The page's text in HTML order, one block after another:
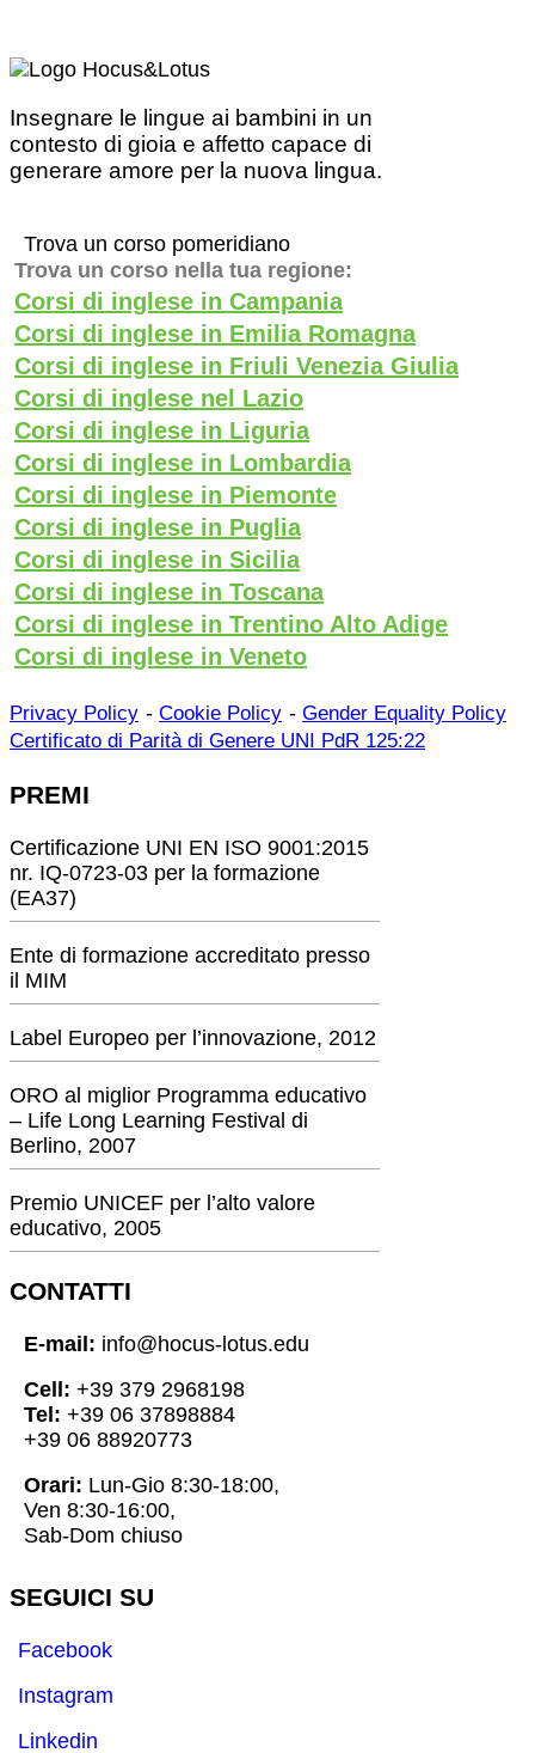
Insegnare le lingue ai bambini in un
contesto di gioia e affetto capace di
generare amore per la nuova lingua.
Trova un corso pomeridiano
Trova un corso nella tua regione:
Corsi di inglese in Campania
Corsi di inglese in Emilia Romagna
Corsi di inglese in Friuli Venezia Giulia
Corsi di inglese nel Lazio
Corsi di inglese in Liguria
Corsi di inglese in Lombardia
Corsi di inglese in Piemonte
Corsi di inglese in Puglia
Corsi di inglese in Sicilia
Corsi di inglese in Toscana
Corsi di inglese in Trentino Alto Adige
Corsi di inglese in Veneto
Privacy Policy - Cookie Policy - Gender Equality Policy
Certificato di Parità di Genere UNI PdR 125:22
PREMI
Certificazione UNI EN ISO 9001:2015
nr. IQ-0723-03 per la formazione
(EA37)
Ente di formazione accreditato presso
il MIM
Label Europeo per l’innovazione, 2012
ORO al miglior Programma educativo
– Life Long Learning Festival di
Berlino, 2007
Premio UNICEF per l’alto valore
educativo, 2005
CONTATTI
E-mail: info@hocus-lotus.edu
Cell: +39 379 2968198
Tel: +39 06 37898884
+39 06 88920773
Orari: Lun-Gio 8:30-18:00,
Ven 8:30-16:00,
Sab-Dom chiuso
SEGUICI SU
Facebook
Instagram
Linkedin